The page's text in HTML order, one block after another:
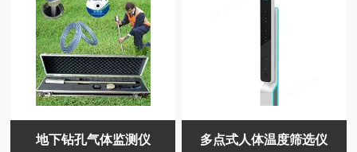
地下钻孔气体监测仪 多点式人体温度筛选仪